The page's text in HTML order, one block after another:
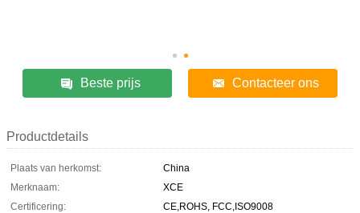
Beste prijs Contacteer ons
Productdetails
Plaats van herkomst:
China
Merknaam:
XCE
Certificering:
CE,ROHS, FCC,ISO9008